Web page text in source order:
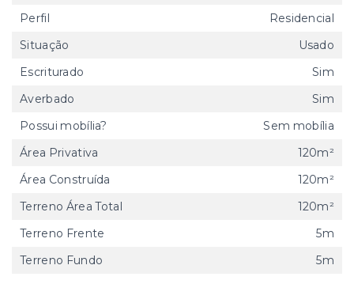
Perfil
Residencial
Situação
Usado
Escriturado
Sim
Averbado
Sim
Possui mobília?
Sem mobília
Área Privativa
120m²
Área Construída
120m²
Terreno Área Total
120m²
Terreno Frente
5m
Terreno Fundo
5m